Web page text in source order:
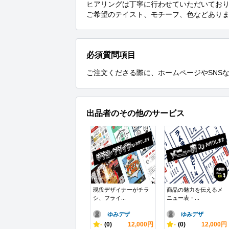
ヒアリングは丁寧に行わせていただいてお
ご希望のテイスト、モチーフ、色などあり
必須質問項目
ご注文くださる際に、ホームページやSNS
出品者のその他のサービス
現役デザイナーがチラ
シ、フライ...
ゆみデザ
- (0) 12,000円
商品の魅力を伝えるメ
ニュー表・...
ゆみデザ
- (0) 12,000円